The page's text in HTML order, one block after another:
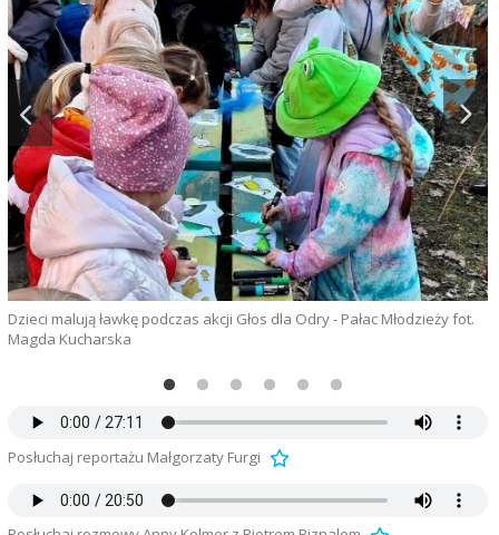
Dzieci malują ławkę podczas akcji Głos dla Odry - Pałac Młodzieży fot.
Magda Kucharska
Posłuchaj reportażu Małgorzaty Furgi